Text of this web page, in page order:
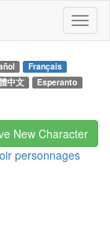
Français
中文
Esperanto
New Character
personnages